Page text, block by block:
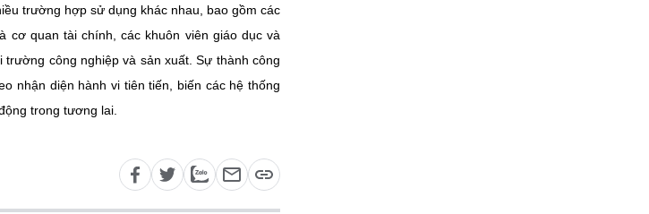
trường hợp sử dụng khác nhau, bao gồm các
cơ quan tài chính, các khuôn viên giáo dục và
công nghiệp và sản xuất. Sự thành công
nhận diện hành vi tiên tiến, biến các hệ thống
trong tương lai.